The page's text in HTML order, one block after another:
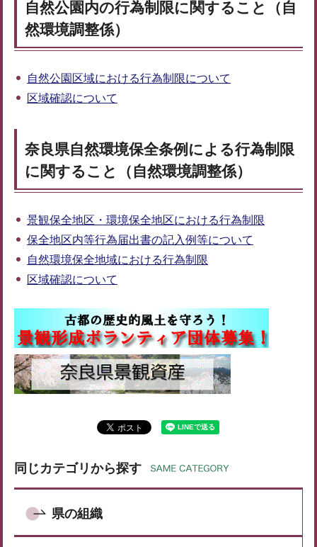
自然公園内の行為制限に関すること（自
然環境調整係）
自然公園区域における行為制限について
区域確認について
奈良県自然環境保全条例による行為制限
に関すること（自然環境調整係）
景観保全地区・環境保全地区における行為制限
保全地区内等行為届出書の記入例等について
自然環境保全地域における行為制限
区域確認について
同じカテゴリから探す
県の組織